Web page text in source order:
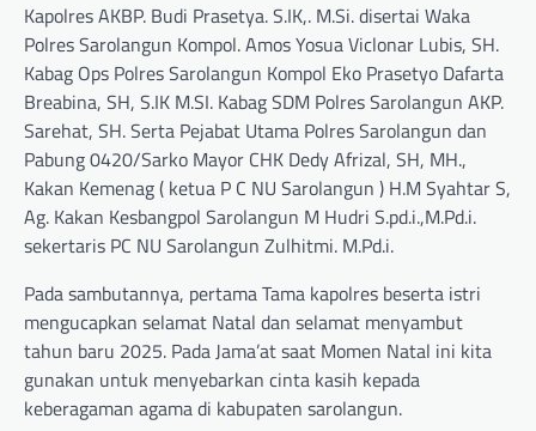
Kapolres AKBP. Budi Prasetya. S.IK,. M.Si. disertai Waka
Polres Sarolangun Kompol. Amos Yosua Viclonar Lubis, SH.
Kabag Ops Polres Sarolangun Kompol Eko Prasetyo Dafarta
Breabina, SH, S.IK M.SI. Kabag SDM Polres Sarolangun AKP.
Sarehat, SH. Serta Pejabat Utama Polres Sarolangun dan
Pabung 0420/Sarko Mayor CHK Dedy Afrizal, SH, MH.,
Kakan Kemenag ( ketua P C NU Sarolangun ) H.M Syahtar S,
Ag. Kakan Kesbangpol Sarolangun M Hudri S.pd.i.,M.Pd.i.
sekertaris PC NU Sarolangun Zulhitmi. M.Pd.i.
Pada sambutannya, pertama Tama kapolres beserta istri
mengucapkan selamat Natal dan selamat menyambut
tahun baru 2025. Pada Jama’at saat Momen Natal ini kita
gunakan untuk menyebarkan cinta kasih kepada
keberagaman agama di kabupaten sarolangun.